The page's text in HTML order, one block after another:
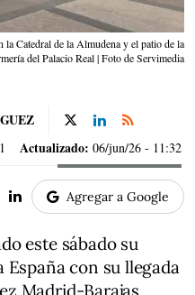
la Catedral de la Almudena y el patio de la
del Palacio Real | Foto de Servimedia
Actualizado: 06/jun/26 - 11:32
Agregar a Google
este sábado su
con su llegada
Madrid-Barajas,